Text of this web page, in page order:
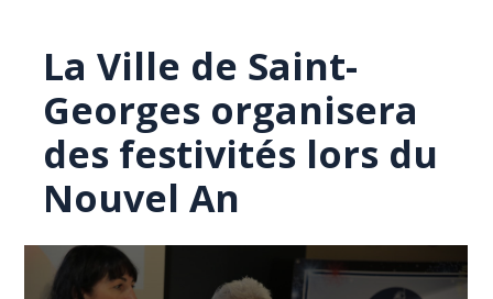
La Ville de Saint-
Georges organisera
des festivités lors du
Nouvel An